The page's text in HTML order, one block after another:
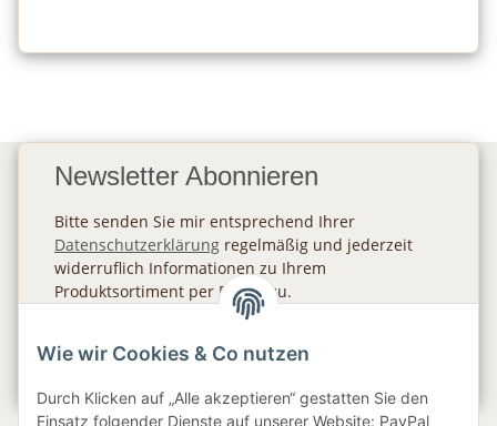
Newsletter Abonnieren
Bitte senden Sie mir entsprechend Ihrer
Datenschutzerklärung regelmäßig und jederzeit
widerruflich Informationen zu Ihrem
Produktsortiment per E-Mail zu.
Wie wir Cookies & Co nutzen
Durch Klicken auf „Alle akzeptieren“ gestatten Sie den
Einsatz folgender Dienste auf unserer Website: PayPal